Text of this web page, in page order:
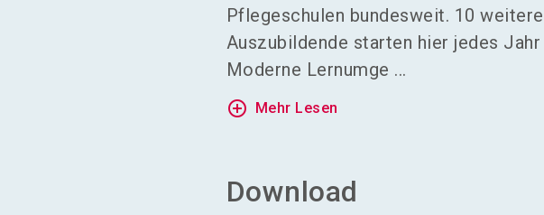
Pflegeschulen bundesweit. 10
Auszubildende starten hier jedes
Moderne Lernumge ...
add_circle_outline Mehr Lesen
Download